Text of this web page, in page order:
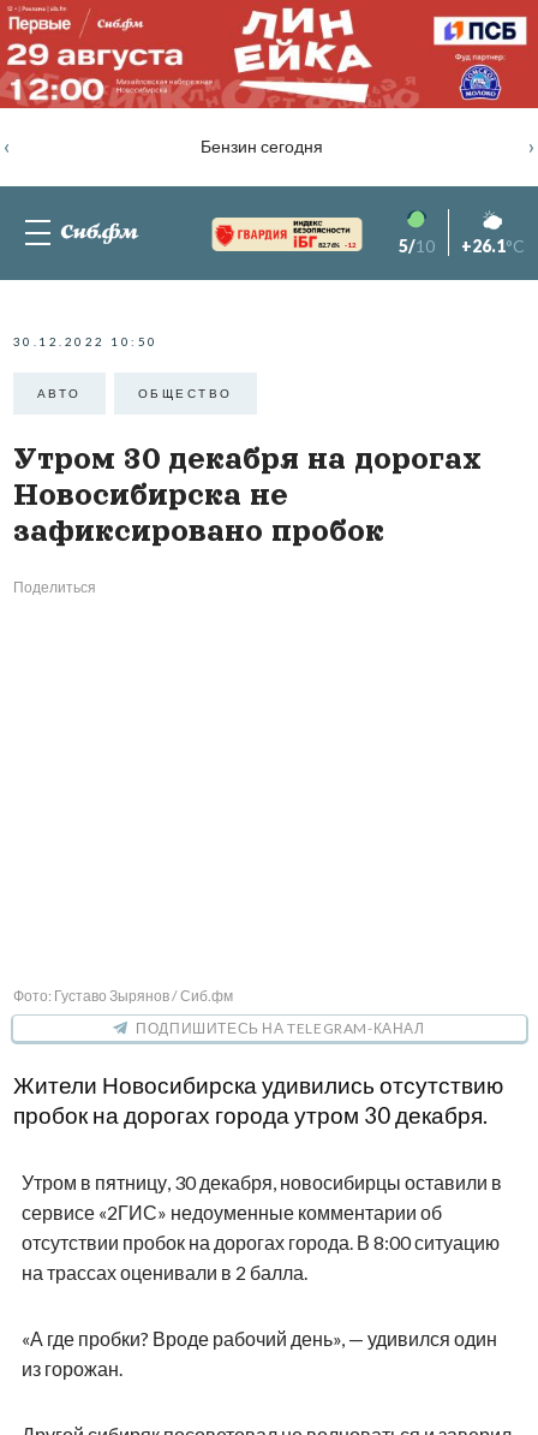
Бензин сегодня
‹ ›
82.76% -1.2 5/10 +26.1°C
30.12.2022 10:50
АВТО ОБЩЕСТВО
Утром 30 декабря на дорогах
Новосибирска не
зафиксировано пробок
Поделиться
Фото: Густаво Зырянов / Сиб.фм
ПОДПИШИТЕСЬ НА TELEGRAM-КАНАЛ
Жители Новосибирска удивились отсутствию
пробок на дорогах города утром 30 декабря.
Утром в пятницу, 30 декабря, новосибирцы оставили в
сервисе «2ГИС» недоуменные комментарии об
отсутствии пробок на дорогах города. В 8:00 ситуацию
на трассах оценивали в 2 балла.
«А где пробки? Вроде рабочий день», — удивился один
из горожан.